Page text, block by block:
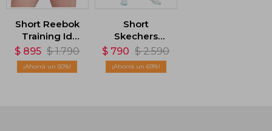
Short Reebok
Training Id
French Terry -
Negro
$ 895 $ 1.790
50
Short
Skechers
Going Place -
Azul
$ 790 $ 2.590
69